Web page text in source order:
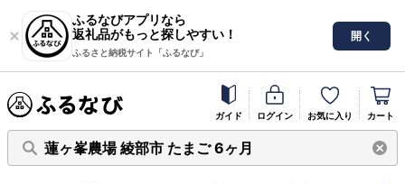
ふるなびアプリなら
返礼品がもっと探しやすい！
ふるさと納税サイト「ふるなび」
開く
ガイド ログイン お気に入り カート
蓮ヶ峯農場 綾部市 たまご 6ヶ月